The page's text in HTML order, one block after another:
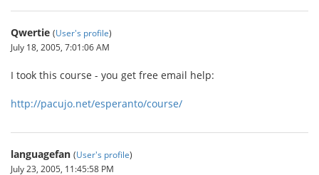
Qwertie (User's profile)
July 18, 2005, 7:01:06 AM
I took this course - you get free email help:
http://pacujo.net/esperanto/course/
languagefan (User's profile)
July 23, 2005, 11:45:58 PM